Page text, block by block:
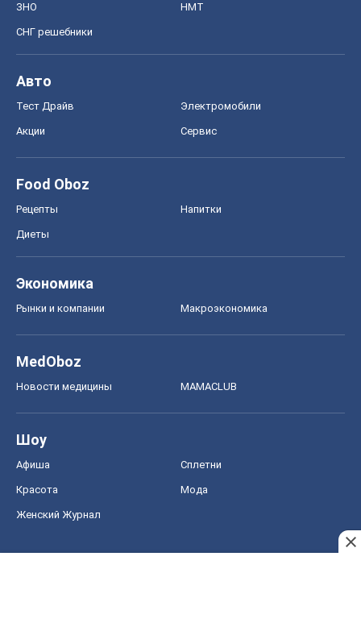
ЗНО НМТ
СНГ решебники
Авто
Тест Драйв Электромобили
Акции Сервис
Food Oboz
Рецепты Напитки
Диеты
Экономика
Рынки и компании Mакроэкономика
MedOboz
Новости медицины MAMACLUB
Шоу
Афиша Сплетни
Красота Мода
Женский Журнал